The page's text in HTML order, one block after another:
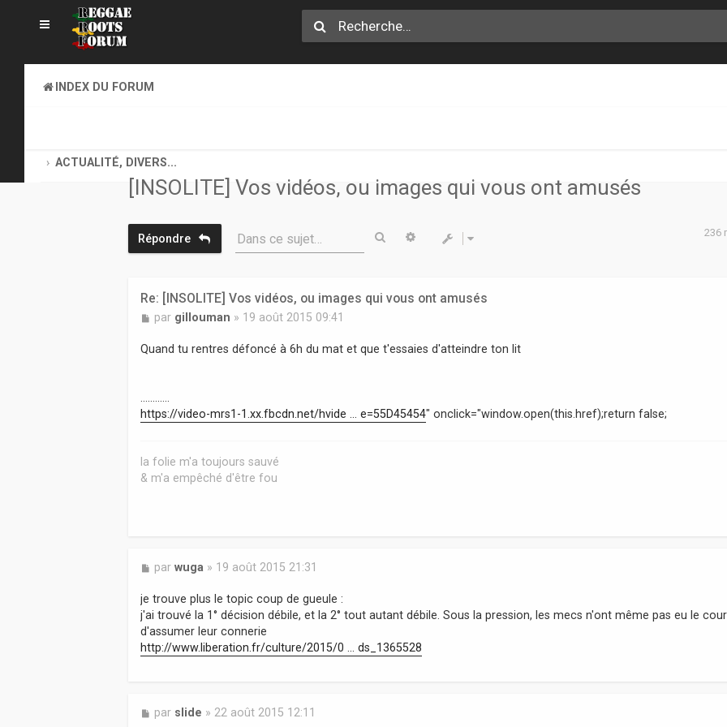
INDEX DU FORUM
ACTUALITÉ, DIVERS...
[INSOLITE] Vos vidéos, ou images qui vous ont amusés
Répondre Dans ce sujet… RechercherRecherche avancée 236
Re: [INSOLITE] Vos vidéos, ou images qui vous ont amusés
M
s
e
par gillouman » 19 août 2015 09:41
Quand tu rentres défoncé à 6h du mat et que t'essaies d'atteindre ton lit
https://video-mrs1-1.xx.fbcdn.net/hvide ... e=55D45454" onclick="window.open(this.href);return false;
la folie m'a toujours sauvé
& m'a empêché d'être fou
M
s
s
a
g
e
parwuga » 19 août 2015 21:31
je trouve plus le topic coup de gueule :
j'ai trouvé la 1° décision débile, et la 2° tout autant débile. Sous la pression, les mecs n'ont même pas eu le
d'assumer leur connerie
http://www.liberation.fr/culture/2015/0 ... ds_1365528
M
par slide » 22 août 2015 12:11